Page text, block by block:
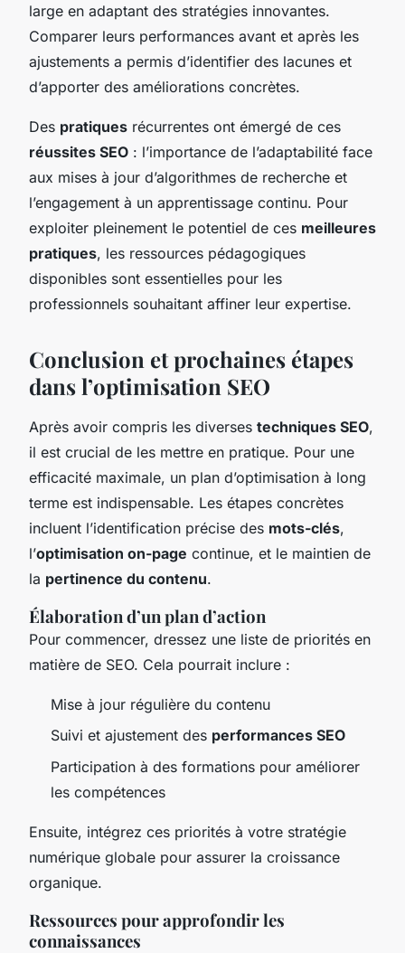
large en adaptant des stratégies innovantes.
Comparer leurs performances avant et après les
ajustements a permis d’identifier des lacunes et
d’apporter des améliorations concrètes.
Des pratiques récurrentes ont émergé de ces
réussites SEO : l’importance de l’adaptabilité face
aux mises à jour d’algorithmes de recherche et
l’engagement à un apprentissage continu. Pour
exploiter pleinement le potentiel de ces meilleures
pratiques, les ressources pédagogiques
disponibles sont essentielles pour les
professionnels souhaitant affiner leur expertise.
Conclusion et prochaines étapes
dans l’optimisation SEO
Après avoir compris les diverses techniques SEO,
il est crucial de les mettre en pratique. Pour une
efficacité maximale, un plan d’optimisation à long
terme est indispensable. Les étapes concrètes
incluent l’identification précise des mots-clés,
l’optimisation on-page continue, et le maintien de
la pertinence du contenu.
Élaboration d’un plan d’action
Pour commencer, dressez une liste de priorités en
matière de SEO. Cela pourrait inclure :
Mise à jour régulière du contenu
Suivi et ajustement des performances SEO
Participation à des formations pour améliorer
les compétences
Ensuite, intégrez ces priorités à votre stratégie
numérique globale pour assurer la croissance
organique.
Ressources pour approfondir les
connaissances